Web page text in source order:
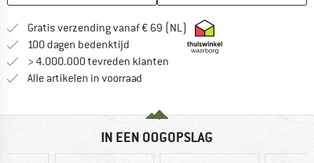
Gratis verzending vanaf € 69 (NL) Vind hier de
100 dagen bedenktijd Vind de betalingsinformatie hier!
> 4.000.000 tevreden klanten
Alle artikelen in voorraad
IN EEN OOGOPSLAG